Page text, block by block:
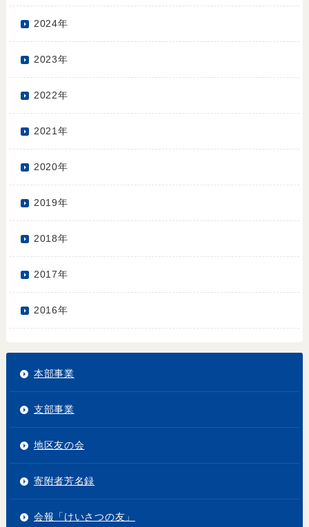
2024年
2023年
2022年
2021年
2020年
2019年
2018年
2017年
2016年
本部事業
支部事業
地区友の会
寄附者芳名録
会報「けいさつの友」